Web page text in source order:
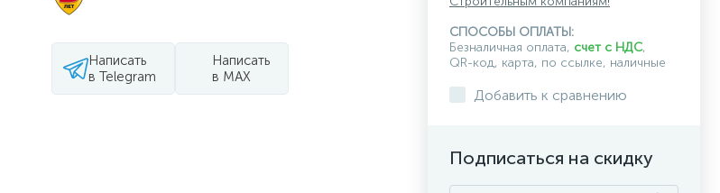
Написать
в Telegram
Написать
в MAX
СПОСОБЫ ОПЛАТЫ:
Безналичная оплата, счет с НДС,
QR-код, карта, по ссылке, наличные
Добавить к сравнению
Подписаться на скидку